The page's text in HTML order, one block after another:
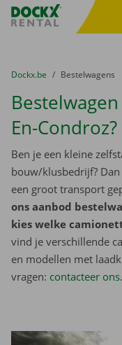
Fratello DEMO
U bevindt zich hier:
van
Dockx.be naar
Bestelwagens
En-Condroz?
Ben je een kleine
bouw/klusbedrijf?
een groot transport
ons aanbod
kies welke
vind je verschillende
en modellen met
vragen: contacteer ons.